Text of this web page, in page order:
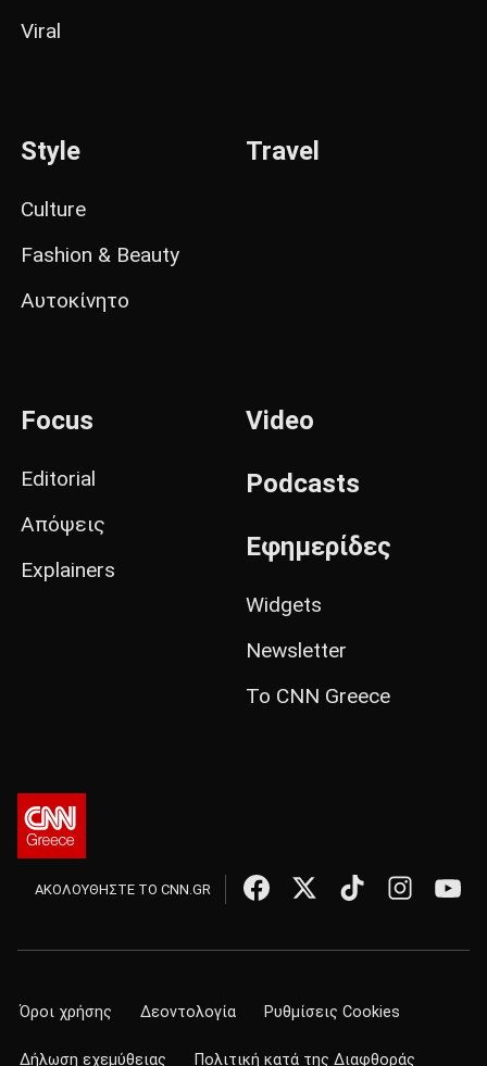
Viral
Style
Culture
Fashion & Beauty
Αυτοκίνητο
Travel
Focus
Editorial
Απόψεις
Explainers
Video
Podcasts
Εφημερίδες
Widgets
Newsletter
Το CNN Greece
ΑΚΟΛΟΥΘΗΣΤΕ ΤΟ CNN.GR
Όροι χρήσης Δεοντολογία Ρυθμίσεις Cookies
Δήλωση εχεμύθειας Πολιτική κατά της Διαφθοράς